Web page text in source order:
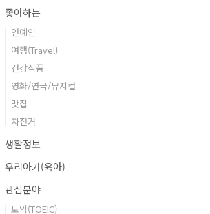
좋아하는
연예인
여행(Travel)
건강식품
영화/연극/뮤지컬
맛집
자전거
생활정보
우리아가(육아)
관심분야
토익(TOEIC)